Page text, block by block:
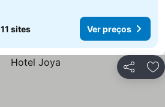
11 sites Ver preços
Partilhar